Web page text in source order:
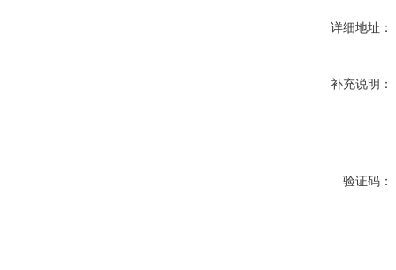
详细地址：
补充说明：
验证码：